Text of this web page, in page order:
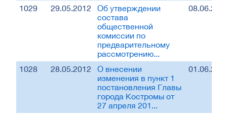
1029 29.05.2012
Об утверждении
состава
общественной
комиссии по
предварительному
рассмотрению...
1028 28.05.2012
О внесении
изменения в пункт 1
постановления Главы
города Костромы от
27 апреля 201...